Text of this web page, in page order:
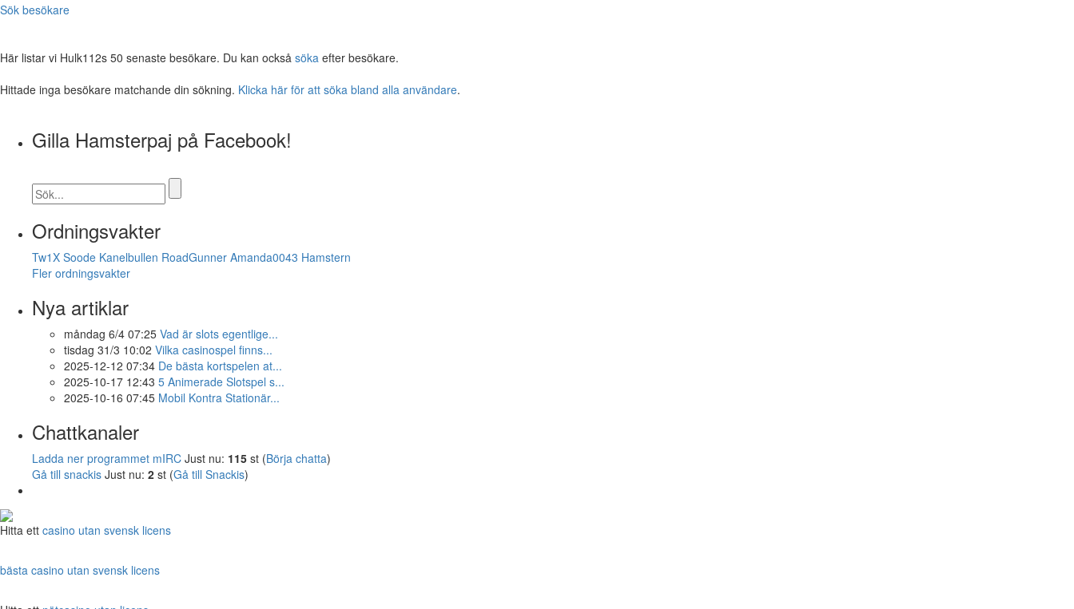
Sök besökare
Här listar vi Hulk112s 50 senaste besökare. Du kan också söka efter besökare.
Hittade inga besökare matchande din sökning. Klicka här för att söka bland alla användare.
Gilla Hamsterpaj på Facebook!
Ordningsvakter
Tw1X Soode Kanelbullen RoadGunner Amanda0043 Hamstern
Fler ordningsvakter
Nya artiklar
måndag 6/4 07:25 Vad är slots egentlige...
tisdag 31/3 10:02 Vilka casinospel finns...
2025-12-12 07:34 De bästa kortspelen at...
2025-10-17 12:43 5 Animerade Slotspel s...
2025-10-16 07:45 Mobil Kontra Stationär...
Chattkanaler
Ladda ner programmet mIRC Just nu: 115 st (Börja chatta)
Gå till snackis Just nu: 2 st (Gå till Snackis)
Hitta ett casino utan svensk licens
bästa casino utan svensk licens